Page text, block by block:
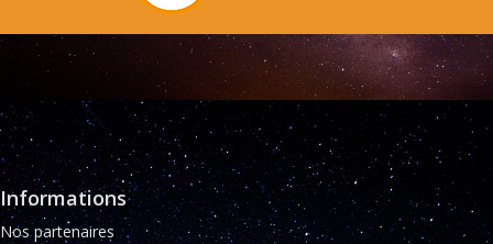
Informations
Nos partenaires